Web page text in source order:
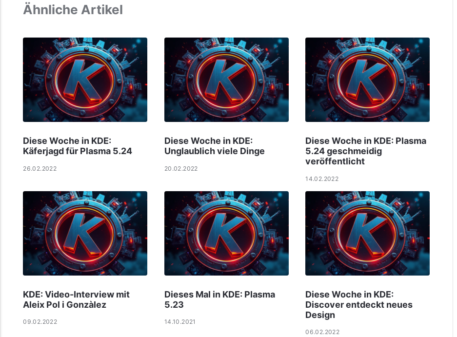
Ähnliche Artikel
Diese Woche in KDE:
Käferjagd für Plasma 5.24
26.02.2022
Diese Woche in KDE:
Unglaublich viele Dinge
20.02.2022
Diese Woche in KDE: Plasma
5.24 geschmeidig
veröffentlicht
14.02.2022
KDE: Video-Interview mit
Aleix Pol i Gonzàlez
09.02.2022
Dieses Mal in KDE: Plasma
5.23
14.10.2021
Diese Woche in KDE:
Discover entdeckt neues
Design
06.02.2022